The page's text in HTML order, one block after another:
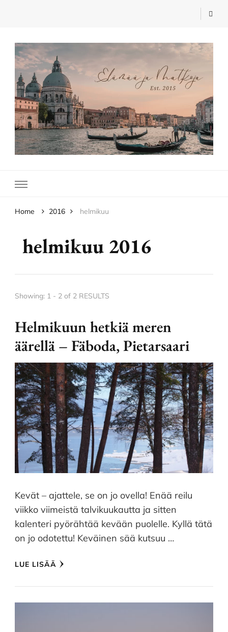
Elämää ja Matkoja
Home 2016 helmikuu
helmikuu 2016
Showing: 1 - 2 of 2 RESULTS
Helmikuun hetkiä meren
äärellä – Fäboda, Pietarsaari
Kevät – ajattele, se on jo ovella! Enää reilu
viikko viimeistä talvikuukautta ja sitten
kalenteri pyörähtää kevään puolelle. Kyllä tätä
on jo odotettu! Keväinen sää kutsuu …
LUE LISÄÄ